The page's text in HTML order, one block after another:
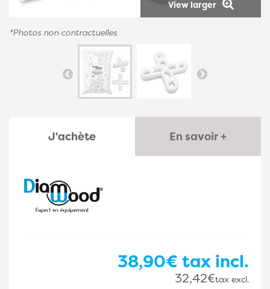
View larger
*Photos non contractuelles
J'achète En savoir +
38,90€ tax incl.
32,42€tax excl.